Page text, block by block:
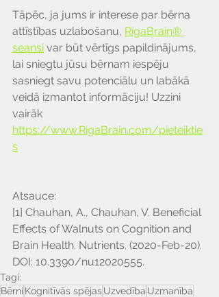
Tāpēc, ja jums ir interese par bērna
attīstības uzlabošanu, RigaBrain®
seansi var būt vērtīgs papildinājums,
lai sniegtu jūsu bērnam iespēju
sasniegt savu potenciālu un labākā
veidā izmantot informāciju! Uzzini
vairāk
https://www.RigaBrain.com/pieteiktie
s
Atsauce:
[1] Chauhan, A., Chauhan, V. Beneficial
Effects of Walnuts on Cognition and
Brain Health. Nutrients. (2020-Feb-20).
DOI: 10.3390/nu12020555.
Tagi:
Bērni Kognitīvās spējas Uzvedība Uzmanība